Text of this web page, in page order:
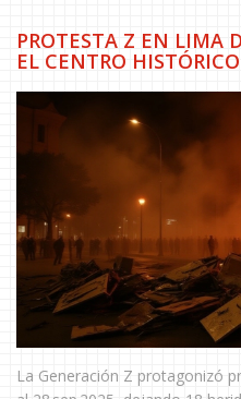
PROTESTA Z EN LIMA
EL CENTRO HISTÓRICO
La Generación Z protagonizó